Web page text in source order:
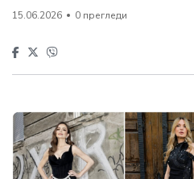
15.06.2026 0 прегледи